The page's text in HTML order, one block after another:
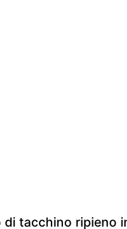
di tacchino ripieno